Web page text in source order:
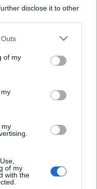
disclose it to other
of my
my
of my
with the
stop disparaît